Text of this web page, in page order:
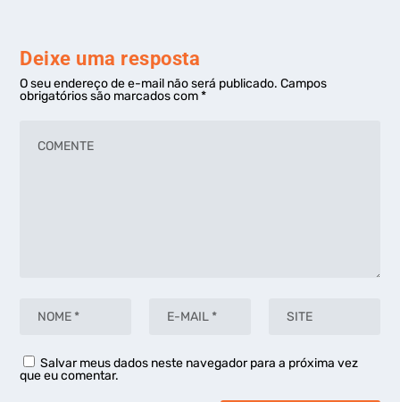
Deixe uma resposta
O seu endereço de e-mail não será publicado. Campos
obrigatórios são marcados com*
Salvar meus dados neste navegador para a próxima vez
que eu comentar.